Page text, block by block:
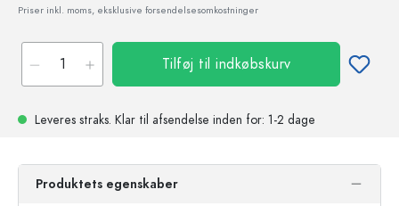
Priser inkl. moms, eksklusive forsendelsesomkostninger
Tilføj til indkøbskurv
Leveres straks. Klar til afsendelse inden for: 1-2 dage
Produktets egenskaber